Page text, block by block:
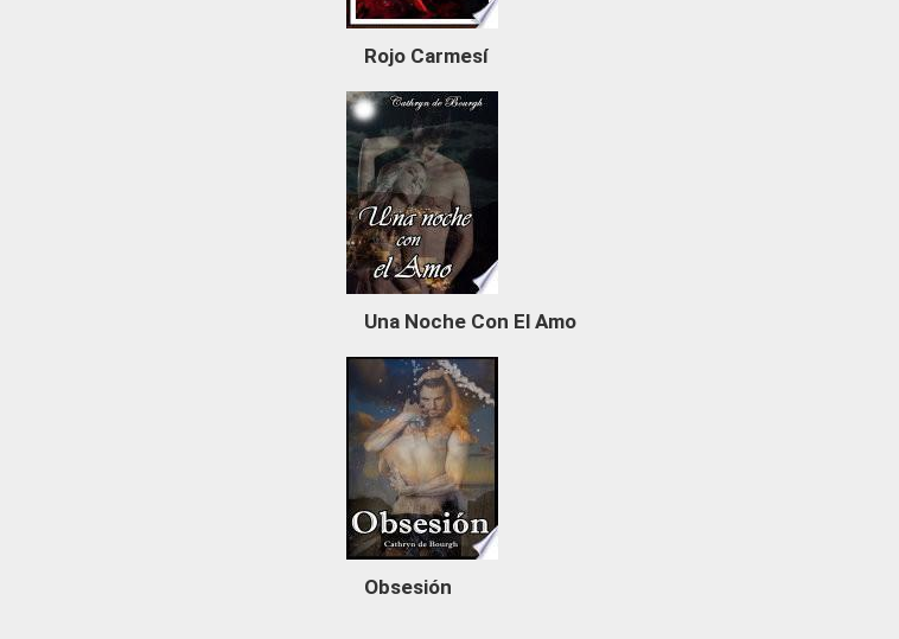
Rojo Carmesí
Una Noche Con El Amo
Obsesión